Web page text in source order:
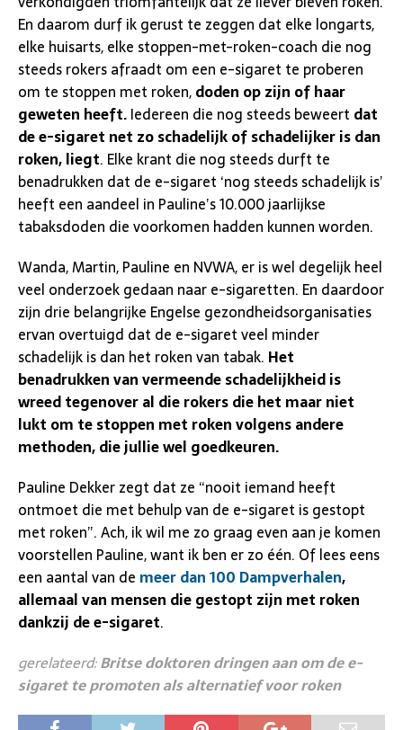
En daarom durf ik gerust te zeggen dat elke longarts,
elke huisarts, elke stoppen-met-roken-coach die nog
steeds rokers afraadt om een e-sigaret te proberen
om te stoppen met roken,doden op zijn of haar
geweten heeft.Iedereen die nog steeds beweert dat
de e-sigaret net zo schadelijk of schadelijker is dan
roken, liegt. Elke krant die nog steeds durft te
benadrukken dat de e-sigaret ‘nog steeds schadelijk is’
heeft een aandeel in Pauline’s 10.000 jaarlijkse
tabaksdoden die voorkomen hadden kunnen worden.
Wanda, Martin, Pauline en NVWA, er is wel degelijk heel
veel onderzoek gedaan naar e-sigaretten. En daardoor
zijn drie belangrijke Engelse gezondheidsorganisaties
ervan overtuigd dat de e-sigaret veel minder
schadelijk is dan het roken van tabak. Het
benadrukken van vermeende schadelijkheid is
wreed tegenover al die rokers die het maar niet
lukt om te stoppen met roken volgens andere
methoden, die jullie wel goedkeuren.
Pauline Dekker zegt dat ze “nooit iemand heeft
ontmoet die met behulp van de e-sigaret is gestopt
met roken”. Ach, ik wil me zo graag even aan je komen
voorstellen Pauline, want ik ben er zo één. Of lees eens
een aantal van de meer dan 100 Dampverhalen,
allemaal van mensen die gestopt zijn met roken
dankzij de e-sigaret.
gerelateerd:Britse doktoren dringen aan om de e-
sigaret te promoten als alternatief voor roken